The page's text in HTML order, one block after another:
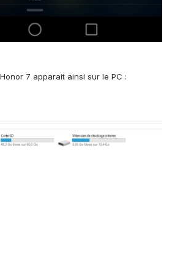
7 apparait ainsi sur le PC :